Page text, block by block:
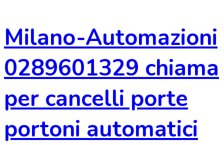
al
contenuto
Milano-Automazioni
0289601329 chiama
per cancelli porte
portoni automatici